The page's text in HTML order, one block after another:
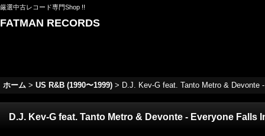
厳選中古レコード専門Shop !!
FATMAN RECORDS
ホーム > US R&B (1990〜1999) > D.J. Kev-G feat. Tanto Metro & Devonte
D.J. Kev-G feat. Tanto Metro & Devonte - Everyone Falls